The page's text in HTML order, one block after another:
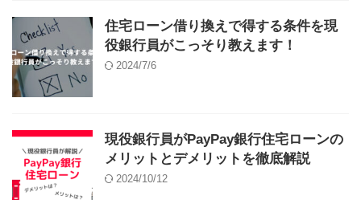
住宅ローン借り換えで得する条件を現
役銀行員がこっそり教えます！
2024/7/6
現役銀行員がPayPay銀行住宅ローンの
メリットとデメリットを徹底解説
2024/10/12